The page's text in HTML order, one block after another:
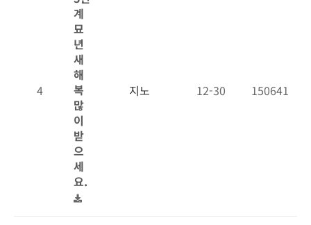
4
계
묘
년
새
해
복
많
이
받
으
세
요.
지노 12-30 150641